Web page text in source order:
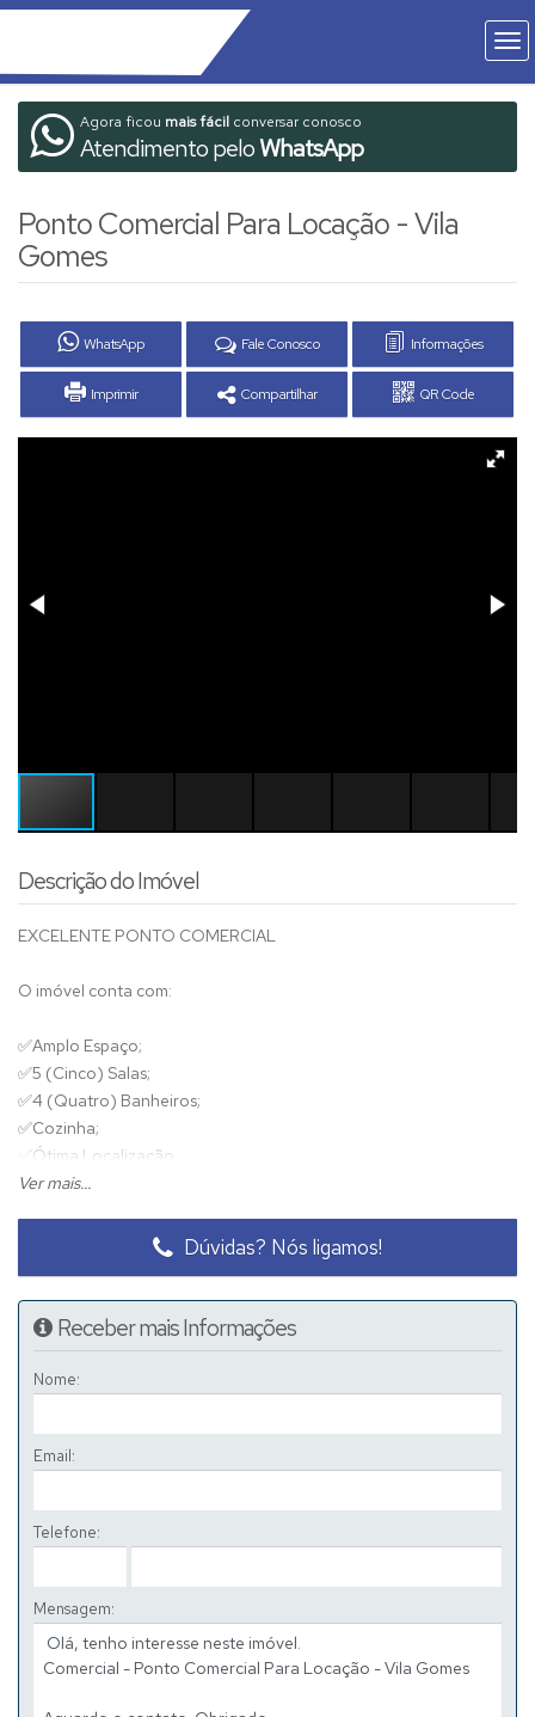
Agora ficou mais fácil conversar conosco
Atendimento peloWhatsApp
Ponto Comercial Para Locação - Vila
Gomes
WhatsApp Fale Conosco Informações
Imprimir Compartilhar QR Code
Descrição do Imóvel
EXCELENTE PONTO COMERCIAL
O imóvel conta com:
✅Amplo Espaço;
✅5 (Cinco) Salas;
✅4 (Quatro) Banheiros;
✅Cozinha;
Ótima Localização.
💥R$20.000,00 (Mensal).
Ver mais...
Dúvidas? Nós ligamos!
Receber mais Informações
Nome:
Email:
Telefone:
Mensagem: